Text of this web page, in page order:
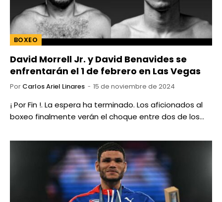
BOXEO
David Morrell Jr. y David Benavides se
enfrentarán el 1 de febrero en Las Vegas
Por Carlos Ariel Linares 15 de noviembre de 2024
¡ Por Fin !. La espera ha terminado. Los aficionados al
boxeo finalmente verán el choque entre dos de los…